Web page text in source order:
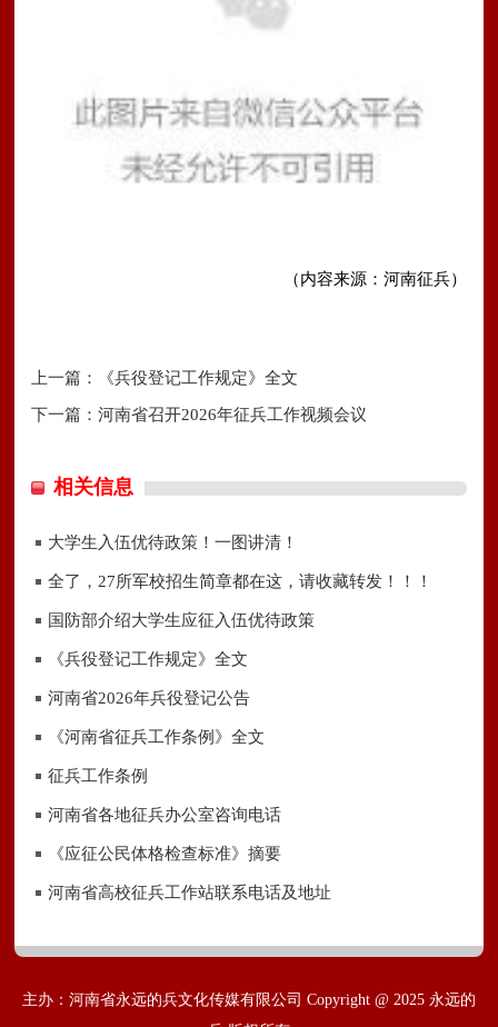
（内容来源：河南征兵）
上一篇： 《兵役登记工作规定》全文
下一篇：河南省召开2026年征兵工作视频会议
相关信息
大学生入伍优待政策！一图讲清！
全了，27所军校招生简章都在这，请收藏转发！！！
国防部介绍大学生应征入伍优待政策
《兵役登记工作规定》全文
河南省2026年兵役登记公告
《河南省征兵工作条例》全文
征兵工作条例
河南省各地征兵办公室咨询电话
《应征公民体格检查标准》摘要
河南省高校征兵工作站联系电话及地址
主办：河南省永远的兵文化传媒有限公司 Copyright @ 2025 永远的